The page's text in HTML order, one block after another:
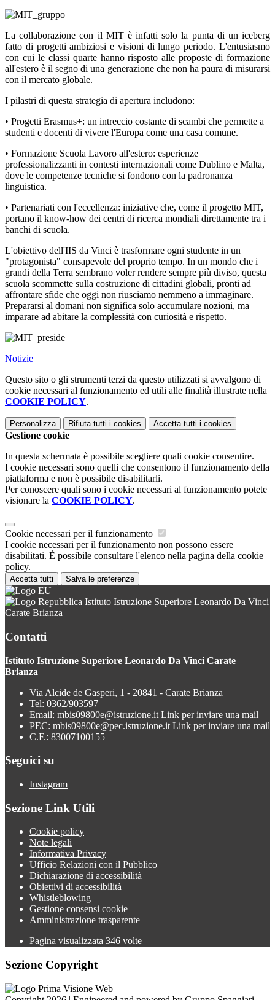
La collaborazione con il MIT è infatti solo la punta di un iceberg
fatto di progetti ambiziosi e visioni di lungo periodo. L'entusiasmo
con cui le classi quarte hanno risposto alle proposte di formazione
all'estero è il segno di una generazione che non ha paura di misurarsi
con il mercato globale.
I pilastri di questa strategia di apertura includono:
• Progetti Erasmus+: un intreccio costante di scambi che permette a
studenti e docenti di vivere l'Europa come una casa comune.
• Formazione Scuola Lavoro all'estero: esperienze
professionalizzanti in contesti internazionali come Dublino e Malta,
dove le competenze tecniche si fondono con la padronanza
linguistica.
• Partenariati con l'eccellenza: iniziative che, come il progetto MIT,
portano il know-how dei centri di ricerca mondiali direttamente tra i
banchi di scuola.
L'obiettivo dell'IIS da Vinci è trasformare ogni studente in un
"protagonista" consapevole del proprio tempo. In un mondo che i
grandi della Terra sembrano voler rendere sempre più diviso, questa
scuola scommette sulla costruzione di cittadini globali, pronti ad
affrontare sfide che oggi non riusciamo nemmeno a immaginare.
Prepararsi al domani non significa solo accumulare nozioni, ma
imparare ad abitare la complessità con curiosità e rispetto.
Notizie
Questo sito o gli strumenti terzi da questo utilizzati si avvalgono di
cookie necessari al funzionamento ed utili alle finalità illustrate nella
COOKIE POLICY.
Personalizza Rifiuta tutti i cookies Accetta tutti i cookies
Gestione cookie
In questa schermata è possibile scegliere quali cookie consentire.
I cookie necessari sono quelli che consentono il funzionamento della
piattaforma e non è possibile disabilitarli.
Per conoscere quali sono i cookie necessari al funzionamento potete
visionare la COOKIE POLICY.
Cookie necessari per il funzionamento
I cookie necessari per il funzionamento non possono essere
disabilitati. È possibile consultare l'elenco nella pagina della cookie
policy.
Accetta tutti Salva le preferenze
Istituto Istruzione Superiore Leonardo Da Vinci
Carate Brianza
Contatti
Istituto Istruzione Superiore Leonardo Da Vinci Carate
Brianza
Via Alcide de Gasperi, 1 - 20841 - Carate Brianza
Tel: 0362/903597
Email: mbis09800e@istruzione.it Link per inviare una mail
PEC: mbis09800e@pec.istruzione.it Link per inviare una mail
C.F.: 83007100155
Seguici su
Instagram
Sezione Link Utili
Cookie policy
Note legali
Informativa Privacy
Ufficio Relazioni con il Pubblico
Dichiarazione di accessibilità
Obiettivi di accessibilità
Whistleblowing
Gestione consensi cookie
Amministrazione trasparente
Pagina visualizzata 346 volte
Sezione Copyright